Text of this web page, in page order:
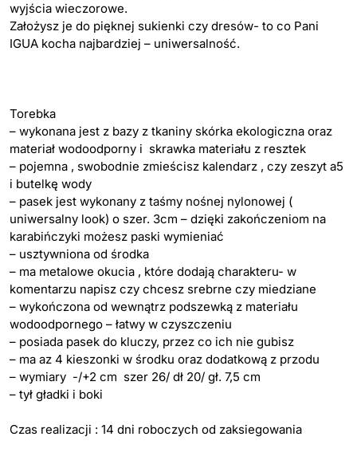
wyjścia wieczorowe.
Założysz je do pięknej sukienki czy dresów- to co Pani
IGUA kocha najbardziej – uniwersalność.
Torebka
– wykonana jest z bazy z tkaniny skórka ekologiczna oraz
materiał wodoodporny i skrawka materiału z resztek
– pojemna , swobodnie zmieścisz kalendarz , czy zeszyt a5
i butelkę wody
– pasek jest wykonany z taśmy nośnej nylonowej (
uniwersalny look) o szer. 3cm – dzięki zakończeniom na
karabińczyki możesz paski wymieniać
– usztywniona od środka
– ma metalowe okucia , które dodają charakteru- w
komentarzu napisz czy chcesz srebrne czy miedziane
– wykończona od wewnątrz podszewką z materiału
wodoodpornego – łatwy w czyszczeniu
– posiada pasek do kluczy, przez co ich nie gubisz
– ma az 4 kieszonki w środku oraz dodatkową z przodu
– wymiary -/+2 cm szer 26/ dł 20/ gł. 7,5 cm
– tył gładki i boki
Czas realizacji : 14 dni roboczych od zaksiegowania